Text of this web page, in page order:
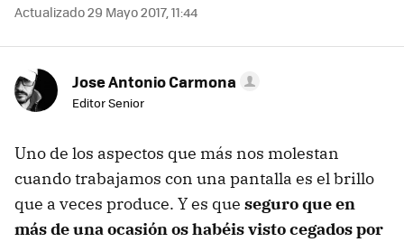
Actualizado 29 Mayo 2017, 11:44
Jose Antonio Carmona
Editor Senior
Uno de los aspectos que más nos molestan
cuando trabajamos con una pantalla es el brillo
que a veces produce. Y es que seguro que en
más de una ocasión os habéis visto cegados por